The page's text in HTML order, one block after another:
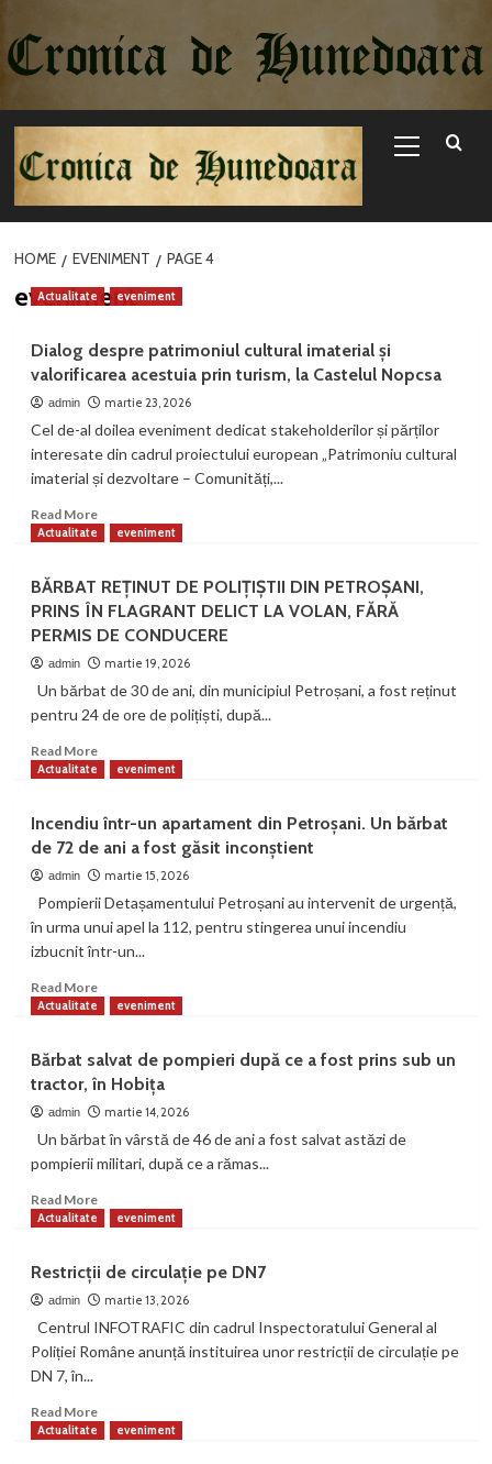
la
conținut
Menu
HOME EVENIMENT PAGE 4
eveniment
Actualitate eveniment
Dialog despre patrimoniul cultural imaterial și
valorificarea acestuia prin turism, la Castelul Nopcsa
admin martie 23, 2026
Cel de-al doilea eveniment dedicat stakeholderilor și părților
interesate din cadrul proiectului european „Patrimoniu cultural
imaterial și dezvoltare – Comunități,...
Read MoreRead
more
despre
patrimoniul
cultural
imaterial
valorificarea
acestuia
turism,
la
Nopcsa
Actualitate eveniment
BĂRBAT REȚINUT DE POLIȚIȘTII DIN PETROȘANI,
PRINS ÎN FLAGRANT DELICT LA VOLAN, FĂRĂ
PERMIS DE CONDUCERE
admin martie 19, 2026
Un bărbat de 30 de ani, din municipiul Petroșani, a fost reținut
pentru 24 de ore de polițiști, după...
Read MoreRead
more
REȚINUT
DE
POLIȚIȘTII
DIN
PETROȘANI,
PRINS
ÎN
DELICT
LA
FĂRĂ
PERMIS
DE
CONDUCERE
Actualitate eveniment
Incendiu într-un apartament din Petroșani. Un bărbat
de 72 de ani a fost găsit inconștient
admin martie 15, 2026
Pompierii Detașamentului Petroșani au intervenit de urgență,
în urma unui apel la 112, pentru stingerea unui incendiu
izbucnit într-un...
Read MoreRead
more
într-
un
apartament
din
Un
de
ani
a
fost
inconștient
Actualitate eveniment
Bărbat salvat de pompieri după ce a fost prins sub un
tractor, în Hobița
admin martie 14, 2026
Un bărbat în vârstă de 46 de ani a fost salvat astăzi de
pompierii militari, după ce a rămas...
Read MoreRead
more
salvat
de
pompieri
după
prins
Actualitate eveniment
Restricții de circulație pe DN7
admin martie 13, 2026
Centrul INFOTRAFIC din cadrul Inspectoratului General al
Poliției Române anunță instituirea unor restricții de circulație pe
DN 7, în...
Read MoreRead
more
Actualitate eveniment